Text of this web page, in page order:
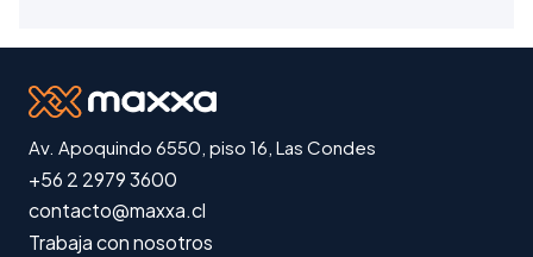
Av. Apoquindo 6550, piso 16, Las Condes
+56 2 2979 3600
contacto@maxxa.cl
Trabaja con nosotros